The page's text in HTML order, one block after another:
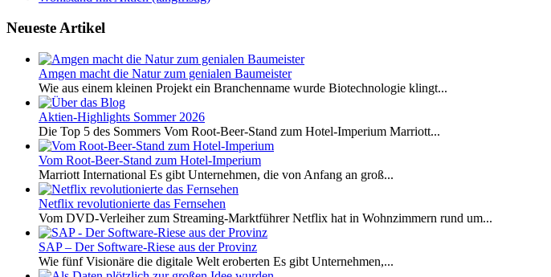
Neueste Artikel
Amgen macht die Natur zum genialen Baumeister
Wie aus einem kleinen Projekt ein Branchenname wurde Biotechnologie klingt...
Aktien-Highlights Sommer 2026
Die Top 5 des Sommers Vom Root-Beer-Stand zum Hotel-Imperium Marriott...
Vom Root-Beer-Stand zum Hotel-Imperium
Marriott International Es gibt Unternehmen, die von Anfang an groß...
Netflix revolutionierte das Fernsehen
Vom DVD-Verleiher zum Streaming-Marktführer Netflix hat in Wohnzimmern rund um...
SAP – Der Software-Riese aus der Provinz
Wie fünf Visionäre die digitale Welt eroberten Es gibt Unternehmen,...